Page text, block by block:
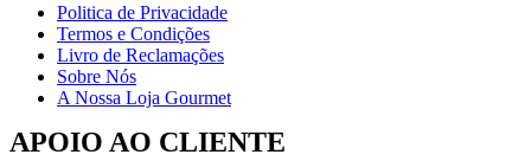
Politica de Privacidade
Termos e Condições
Livro de Reclamações
Sobre Nós
A Nossa Loja Gourmet
APOIO AO CLIENTE